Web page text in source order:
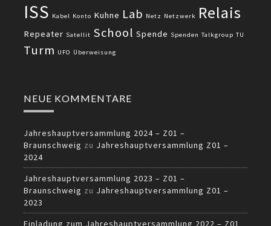
ISS Kabel Konto Kuhne Lab Netz Netzwerk Relais
Repeater Satellit School Spende Spenden Talkgroup TU
Turm UFO Überweisung
NEUE KOMMENTARE
Jahreshauptversammlung 2024 – Z01 –
Braunschweig zu Jahreshauptversammlung Z01 –
2024
Jahreshauptversammlung 2023 – Z01 –
Braunschweig zu Jahreshauptversammlung Z01 –
2023
Einladung zum Jahreshauptversammlung 2022 – Z01